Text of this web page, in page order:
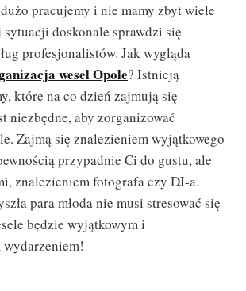
pracujemy i nie mamy zbyt wiele
doskonale sprawdzi się
profesjonalistów. Jak wygląda
wesel Opole? Istnieją
które na co dzień zajmują się
niezbędne, aby zorganizować
Zajmą się znalezieniem wyjątkowego
przypadnie Ci do gustu, ale
znalezieniem fotografa czy DJ-a.
para młoda nie musi stresować się
będzie wyjątkowym i